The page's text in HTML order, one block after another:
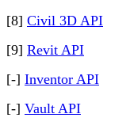
[8] Civil 3D API
[9] Revit API
[-] Inventor API
[-] Vault API